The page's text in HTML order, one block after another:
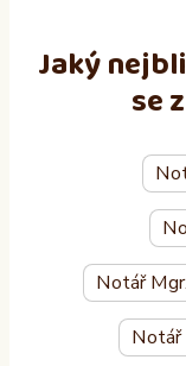
Jaký
se
Notář
Notář